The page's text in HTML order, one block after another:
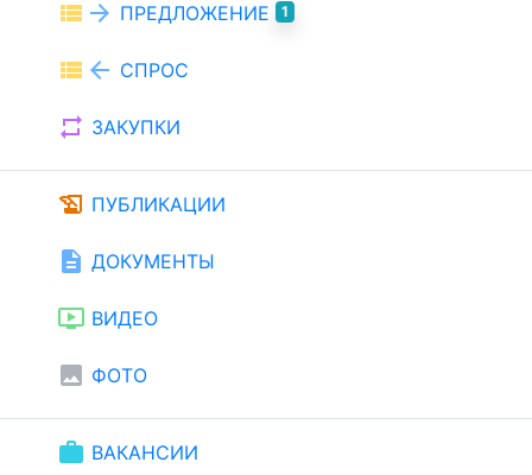
view_list arrow_forward ПРЕДЛОЖЕНИЕ 1
view_list arrow_back СПРОС
repeat ЗАКУПКИ
history_edu ПУБЛИКАЦИИ
description ДОКУМЕНТЫ
ondemand_video ВИДЕО
image ФОТО
work ВАКАНСИИ